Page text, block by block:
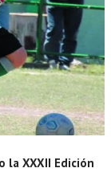
la XXXII Edición